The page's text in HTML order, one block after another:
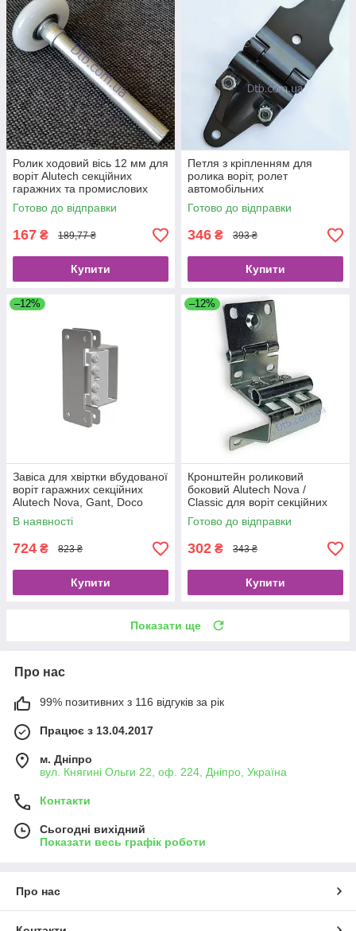
Ролик ходовий вісь 12 мм для
воріт Alutech секційних
гаражних та промислових
заміна R-130-12-G
Готово до відправки
167 ₴ 189,77 ₴
Купити
Петля з кріпленням для
ролика воріт, ролет
автомобільних
Готово до відправки
346 ₴ 393 ₴
Купити
–12%
Завіса для хвіртки вбудованої
воріт гаражних секційних
Alutech Nova, Gant, Doco
875040
В наявності
724 ₴ 823 ₴
Купити
–12%
Кронштейн роликовий
боковий Alutech Nova /
Classic для воріт секційних
оцинкований 313.3021
Готово до відправки
302 ₴ 343 ₴
Купити
Показати ще
Про нас
99% позитивних з 116 відгуків за рік
Працює з 13.04.2017
м. Дніпро
вул. Княгині Ольги 22, оф. 224, Дніпро, Україна
Контакти
Сьогодні вихідний
Показати весь графік роботи
Про нас